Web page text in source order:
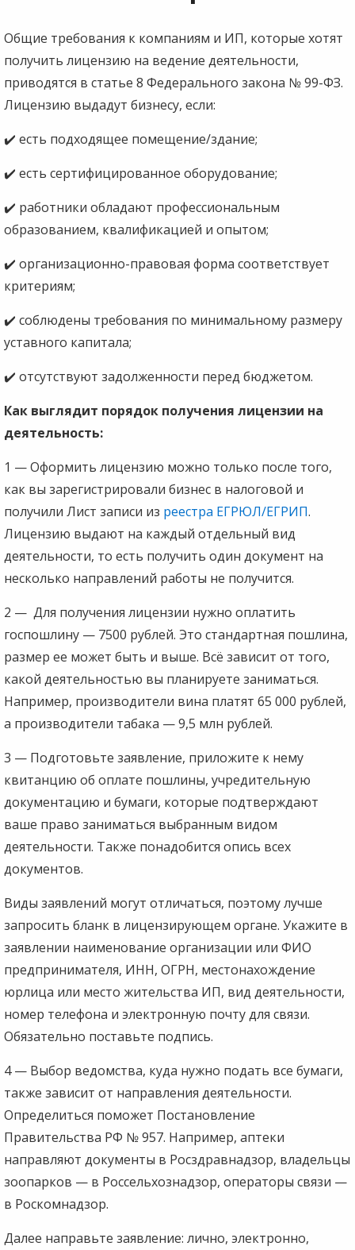
Общие требования к компаниям и ИП, которые хотят
получить лицензию на ведение деятельности,
приводятся в статье 8 Федерального закона № 99-ФЗ.
Лицензию выдадут бизнесу, если:
✔️ есть подходящее помещение/здание;
✔️ есть сертифицированное оборудование;
✔️ работники обладают профессиональным
образованием, квалификацией и опытом;
✔️ организационно-правовая форма соответствует
критериям;
✔️ соблюдены требования по минимальному размеру
уставного капитала;
✔️ отсутствуют задолженности перед бюджетом.
Как выглядит порядок получения лицензии на
деятельность:
1 — Оформить лицензию можно только после того,
как вы зарегистрировали бизнес в налоговой и
получили Лист записи из реестра ЕГРЮЛ/ЕГРИП.
Лицензию выдают на каждый отдельный вид
деятельности, то есть получить один документ на
несколько направлений работы не получится.
2 — Для получения лицензии нужно оплатить
госпошлину — 7500 рублей. Это стандартная пошлина,
размер ее может быть и выше. Всё зависит от того,
какой деятельностью вы планируете заниматься.
Например, производители вина платят 65 000 рублей,
а производители табака — 9,5 млн рублей.
3 — Подготовьте заявление, приложите к нему
квитанцию об оплате пошлины, учредительную
документацию и бумаги, которые подтверждают
ваше право заниматься выбранным видом
деятельности. Также понадобится опись всех
документов.
Виды заявлений могут отличаться, поэтому лучше
запросить бланк в лицензирующем органе. Укажите в
заявлении наименование организации или ФИО
предпринимателя, ИНН, ОГРН, местонахождение
юрлица или место жительства ИП, вид деятельности,
номер телефона и электронную почту для связи.
Обязательно поставьте подпись.
4 — Выбор ведомства, куда нужно подать все бумаги,
также зависит от направления деятельности.
Определиться поможет Постановление
Правительства РФ № 957. Например, аптеки
направляют документы в Росздравнадзор, владельцы
зоопарков — в Россельхознадзор, операторы связи —
в Роскомнадзор.
Далее направьте заявление: лично, электронно,